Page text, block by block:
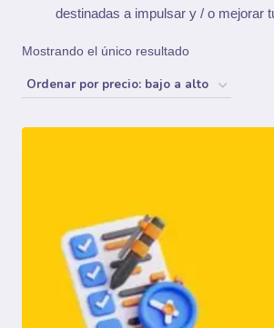
destinadas a impulsar y / o mejorar
Mostrando el único resultado